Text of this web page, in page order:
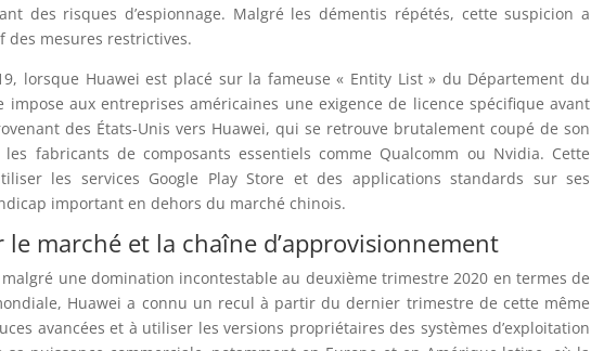
des risques d’espionnage. Malgré les démentis répétés, cette suspicion a
mesures restrictives.
lorsque Huawei est placé sur la fameuse « Entity List » du Département du
impose aux entreprises américaines une exigence de licence spécifique avant
des États-Unis vers Huawei, qui se retrouve brutalement coupé de son
fabricants de composants essentiels comme Qualcomm ou Nvidia. Cette
les services Google Play Store et des applications standards sur ses
important en dehors du marché chinois.
le marché et la chaîne d’approvisionnement
une domination incontestable au deuxième trimestre 2020 en termes de
Huawei a connu un recul à partir du dernier trimestre de cette même
avancées et à utiliser les versions propriétaires des systèmes d’exploitation